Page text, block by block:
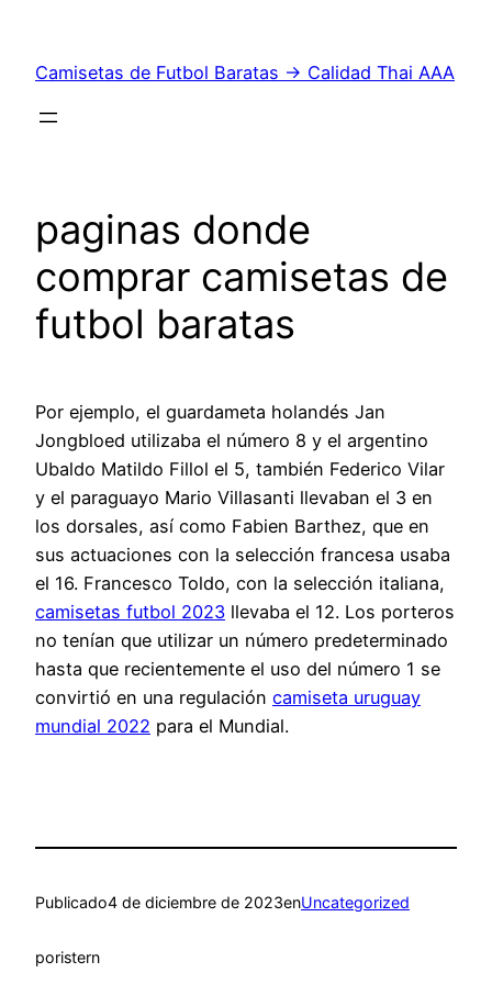
contenido
Camisetas de Futbol Baratas → Calidad Thai AAA
paginas donde
comprar camisetas de
futbol baratas
Por ejemplo, el guardameta holandés Jan
Jongbloed utilizaba el número 8 y el argentino
Ubaldo Matildo Fillol el 5, también Federico Vilar
y el paraguayo Mario Villasanti llevaban el 3 en
los dorsales, así como Fabien Barthez, que en
sus actuaciones con la selección francesa usaba
el 16. Francesco Toldo, con la selección italiana,
camisetas futbol 2023 llevaba el 12. Los porteros
no tenían que utilizar un número predeterminado
hasta que recientemente el uso del número 1 se
convirtió en una regulación camiseta uruguay
mundial 2022 para el Mundial.
Publicado4 de diciembre de 2023enUncategorized
poristern